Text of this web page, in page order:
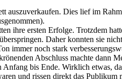
auszuverkaufen. Dies lief im
ihre ersten Erfolge. Trotzdem
Daher konnten sie
immer noch stark
Abschluss machte dann
bis Ende. Wirklich etwas,
und rissen direkt das